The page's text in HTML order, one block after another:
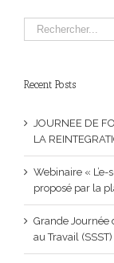
Recent Posts
JOURNEE DE
LA
Webinaire «
proposé par la
Grande Journée
au Travail (SSST)